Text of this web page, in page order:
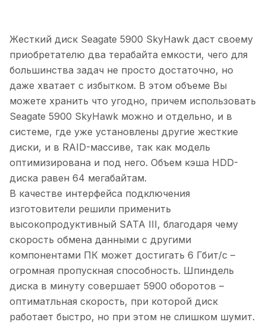
Жесткий диск Seagate 5900 SkyHawk даст своему
приобретателю два терабайта емкости, чего для
большинства задач не просто достаточно, но
даже хватает с избытком. В этом объеме Вы
можете хранить что угодно, причем использовать
Seagate 5900 SkyHawk можно и отдельно, и в
системе, где уже установлены другие жесткие
диски, и в RAID-массиве, так как модель
оптимизирована и под него. Объем кэша HDD-
диска равен 64 мегабайтам.
В качестве интерфейса подключения
изготовители решили применить
высокопродуктивный SATA III, благодаря чему
скорость обмена данными с другими
компонентами ПК может достигать 6 Гбит/с –
огромная пропускная способность. Шпиндель
диска в минуту совершает 5900 оборотов –
оптиматльная скорость, при которой диск
работает быстро, но при этом не слишком шумит.